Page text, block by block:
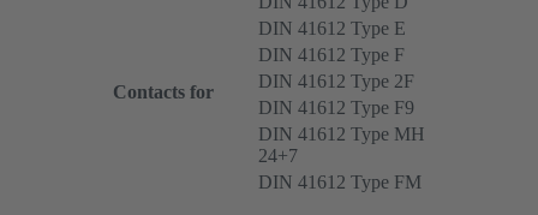
Contacts for
DIN 41612 Type E
DIN 41612 Type F
DIN 41612 Type 2F
DIN 41612 Type F9
DIN 41612 Type MH
24+7
DIN 41612 Type FM